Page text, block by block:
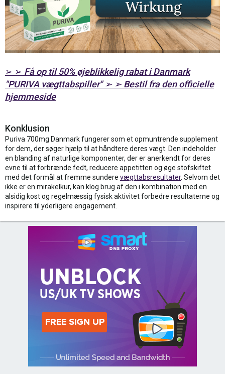
➢ ➢ Få op til 50% øjeblikkelig rabat i Danmark
"PURIVA vægttabspiller" ➢ ➢ Bestil fra den officielle
hjemmeside
Konklusion
Puriva 700mg Danmark fungerer som et opmuntrende supplement
for dem, der søger hjælp til at håndtere deres vægt. Den indeholder
en blanding af naturlige komponenter, der er anerkendt for deres
evne til at forbrænde fedt, reducere appetitten og øge stofskiftet
med det formål at fremme sundere vægttabsresultater. Selvom det
ikke er en mirakelkur, kan klog brug af den i kombination med en
alsidig kost og regelmæssig fysisk aktivitet forbedre resultaterne og
inspirere til yderligere engagement.